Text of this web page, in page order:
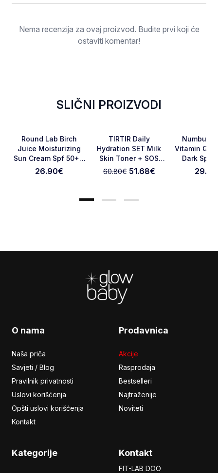
Ocjena
Otkaži pregled
Nema recenzija za ovaj proizvod. Budite prvi koji će
ostaviti komentar!
SLIČNI PROIZVODI
Favorite
Round Lab Birch
Juice Moisturizing
Sun Cream Spf 50+ -
50 Ml
26.90€
Favorite
TIRTIR Daily
Hydration SET Milk
Skin Toner + SOS
Serum
60.80€ 51.68€
Numbuzin
Vitamin
Dark Spot
Cream
29.90
O nama
Naša priča
Savjeti / Blog
Pravilnik privatnosti
Uslovi korišćenja
Opšti uslovi korišćenja
Kontakt
Prodavnica
Akcije
Rasprodaja
Bestselleri
Najtraženije
Noviteti
Kategorije Kontakt
FIT-LAB DOO